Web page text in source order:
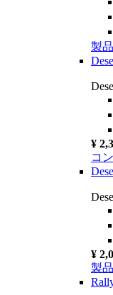
製
¥
コ
¥
製